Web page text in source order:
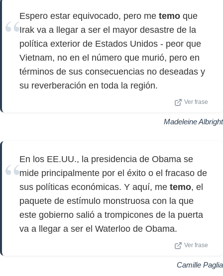
Espero estar equivocado, pero me temo que
Irak va a llegar a ser el mayor desastre de la
política exterior de Estados Unidos - peor que
Vietnam, no en el número que murió, pero en
términos de sus consecuencias no deseadas y
su reverberación en toda la región.
Ver frase
Madeleine Albright
En los EE.UU., la presidencia de Obama se
mide principalmente por el éxito o el fracaso de
sus políticas económicas. Y aquí, me temo, el
paquete de estímulo monstruosa con la que
este gobierno salió a trompicones de la puerta
va a llegar a ser el Waterloo de Obama.
Ver frase
Camille Paglia